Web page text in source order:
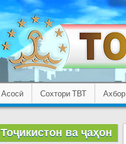
Асосӣ Сохтори ТВТ Ахбор
Тоҷикистон ва ҷаҳон